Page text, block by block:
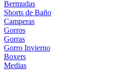
Bermudas
Shorts de Baño
Camperas
Gorros
Gorras
Gorro Invierno
Boxers
Medias